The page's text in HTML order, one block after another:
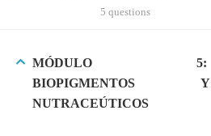
5 questions
MÓDULO 5:
BIOPIGMENTOS Y
NUTRACEÚTICOS
FAQs
Términos y Condiciones